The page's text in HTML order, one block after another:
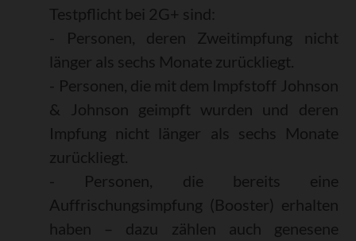
Testpflicht bei 2G+ sind:
- Personen, deren Zweitimpfung nicht
länger als sechs Monate zurückliegt.
- Personen, die mit dem Impfstoff Johnson
& Johnson geimpft wurden und deren
Impfung nicht länger als sechs Monate
zurückliegt.
- Personen, die bereits eine
Auffrischungsimpfung (Booster) erhalten
haben – dazu zählen auch genesene